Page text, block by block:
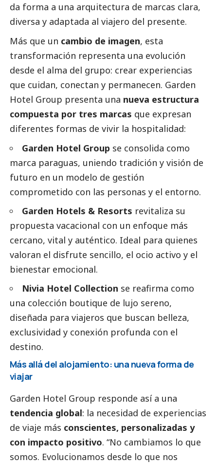
da forma a una arquitectura de marcas clara,
diversa y adaptada al viajero del presente.
Más que un cambio de imagen, esta
transformación representa una evolución
desde el alma del grupo: crear experiencias
que cuidan, conectan y permanecen. Garden
Hotel Group presenta una nueva estructura
compuesta por tres marcas que expresan
diferentes formas de vivir la hospitalidad:
Garden Hotel Group se consolida como
marca paraguas, uniendo tradición y visión de
futuro en un modelo de gestión
comprometido con las personas y el entorno.
Garden Hotels & Resorts revitaliza su
propuesta vacacional con un enfoque más
cercano, vital y auténtico. Ideal para quienes
valoran el disfrute sencillo, el ocio activo y el
bienestar emocional.
Nivia Hotel Collection se reafirma como
una colección boutique de lujo sereno,
diseñada para viajeros que buscan belleza,
exclusividad y conexión profunda con el
destino.
Más allá del alojamiento: una nueva forma de
viajar
Garden Hotel Group responde así a una
tendencia global: la necesidad de experiencias
de viaje más conscientes, personalizadas y
con impacto positivo. “No cambiamos lo que
somos. Evolucionamos desde lo que nos